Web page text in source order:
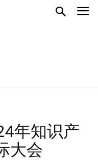
年知识产
大会